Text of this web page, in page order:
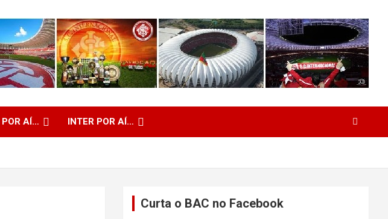
POR AÍ… INTER POR AÍ…
Curta o BAC no Facebook